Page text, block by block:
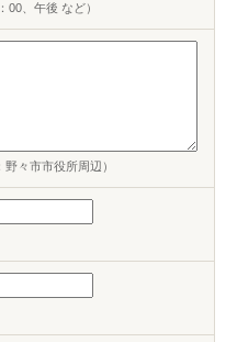
00、午後 など）
々市市役所周辺）